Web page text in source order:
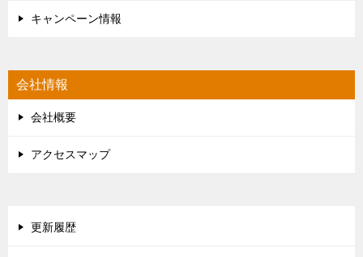
キャンペーン情報
会社情報
会社概要
アクセスマップ
更新履歴